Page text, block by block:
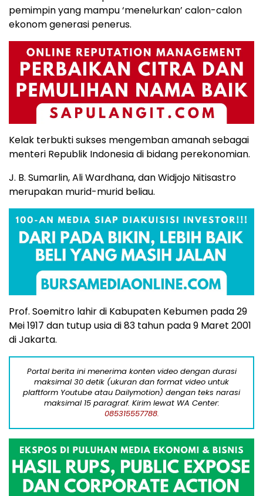
pemimpin yang mampu ‘menelurkan’ calon-calon
ekonom generasi penerus.
Kelak terbukti sukses mengemban amanah sebagai
menteri Republik Indonesia di bidang perekonomian.
J. B. Sumarlin, Ali Wardhana, dan Widjojo Nitisastro
merupakan murid-murid beliau.
Prof. Soemitro lahir di Kabupaten Kebumen pada 29
Mei 1917 dan tutup usia di 83 tahun pada 9 Maret 2001
di Jakarta.
Portal berita ini menerima konten video dengan durasi
maksimal 30 detik (ukuran dan format video untuk
plaftform Youtube atau Dailymotion) dengan teks narasi
maksimal 15 paragraf. Kirim lewat WA Center:
085315557788.